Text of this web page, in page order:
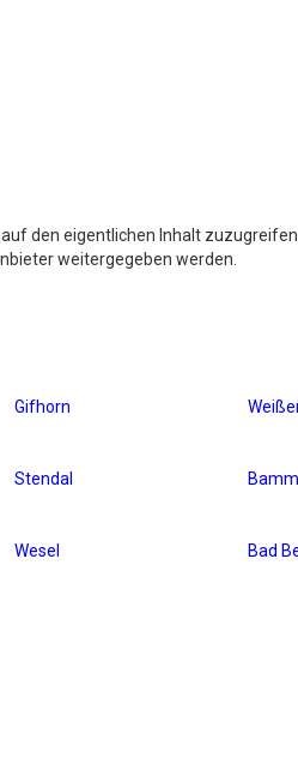
auf den eigentlichen Inhalt
weitergegeben werden.
Gifhorn
Stendal
Wesel Bad